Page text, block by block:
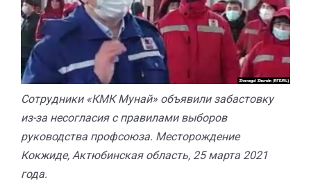
Сотрудники «КМК Мунай» объявили забастовку
из-за несогласия с правилами выборов
руководства профсоюза. Месторождение
Кокжиде, Актюбинская область, 25 марта 2021
года.